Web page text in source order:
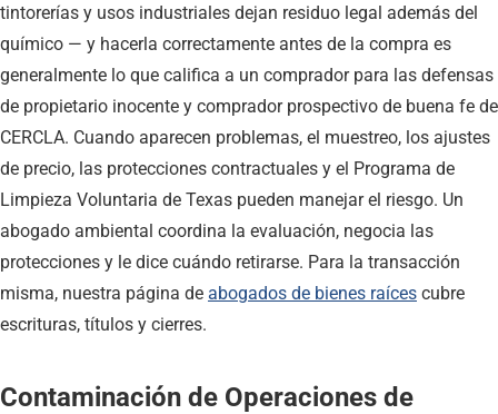
tintorerías y usos industriales dejan residuo legal además del
químico — y hacerla correctamente antes de la compra es
generalmente lo que califica a un comprador para las defensas
de propietario inocente y comprador prospectivo de buena fe de
CERCLA. Cuando aparecen problemas, el muestreo, los ajustes
de precio, las protecciones contractuales y el Programa de
Limpieza Voluntaria de Texas pueden manejar el riesgo. Un
abogado ambiental coordina la evaluación, negocia las
protecciones y le dice cuándo retirarse. Para la transacción
misma, nuestra página de abogados de bienes raíces cubre
escrituras, títulos y cierres.
Contaminación de Operaciones de